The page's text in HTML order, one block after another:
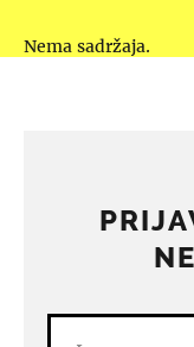
Nema sadržaja.